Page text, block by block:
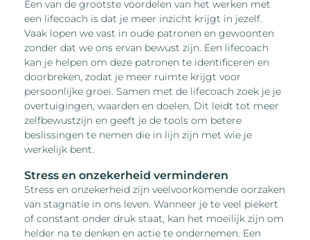
Een van de grootste voordelen van het werken met
een lifecoach is dat je meer inzicht krijgt in jezelf.
Vaak lopen we vast in oude patronen en gewoonten
zonder dat we ons ervan bewust zijn. Een lifecoach
kan je helpen om deze patronen te identificeren en
doorbreken, zodat je meer ruimte krijgt voor
persoonlijke groei. Samen met de lifecoach zoek je je
overtuigingen, waarden en doelen. Dit leidt tot meer
zelfbewustzijn en geeft je de tools om betere
beslissingen te nemen die in lijn zijn met wie je
werkelijk bent.
Stress en onzekerheid verminderen
Stress en onzekerheid zijn veelvoorkomende oorzaken
van stagnatie in ons leven. Wanneer je te veel piekert
of constant onder druk staat, kan het moeilijk zijn om
helder na te denken en actie te ondernemen. Een